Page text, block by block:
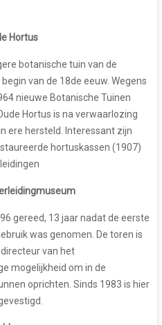
Hortus
botanische tuin van de
van de 18de eeuw. Wegens
nieuwe Botanische Tuinen
Hortus is na verwaarlozing
ere hersteld. Interessant zijn
hortuskassen (1907)
gereed, 13 jaar nadat de eerste
was genomen. De toren is
van het
mogelijkheid om in de
oprichten. Sinds 1983 is hier